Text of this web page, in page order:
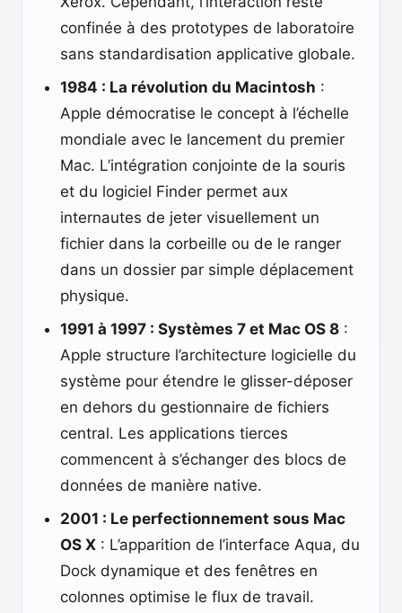
confinée à des prototypes de laboratoire
sans standardisation applicative globale.
1984 : La révolution du Macintosh :
Apple démocratise le concept à l’échelle
mondiale avec le lancement du premier
Mac. L’intégration conjointe de la souris
et du logiciel Finder permet aux
internautes de jeter visuellement un
fichier dans la corbeille ou de le ranger
dans un dossier par simple déplacement
physique.
1991 à 1997 : Systèmes 7 et Mac OS 8 :
Apple structure l’architecture logicielle du
système pour étendre le glisser-déposer
en dehors du gestionnaire de fichiers
central. Les applications tierces
commencent à s’échanger des blocs de
données de manière native.
2001 : Le perfectionnement sous Mac
OS X : L’apparition de l’interface Aqua, du
Dock dynamique et des fenêtres en
colonnes optimise le flux de travail.